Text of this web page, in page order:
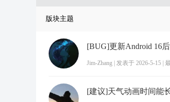
版块主题
Jim-Zhang 发表于 2026-5-15
[建议]天气动画时间能